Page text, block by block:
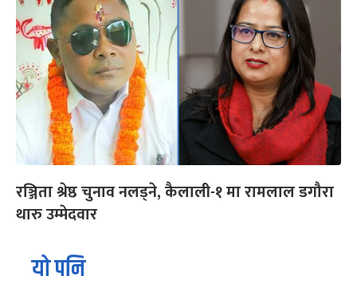
रञ्जिता श्रेष्ठ चुनाव नलड्ने, कैलाली-१ मा रामलाल डगौरा
थारु उम्मेदवार
यो पनि